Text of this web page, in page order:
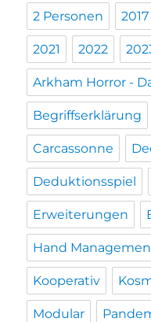
2 Personen 2017
2021 2022
Arkham Horror -
Begriffserklärung
Carcassonne
Deduktionsspiel
Erweiterungen
Hand
Kooperativ
Modular